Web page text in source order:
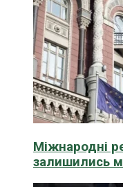
Міжнародні
залишились